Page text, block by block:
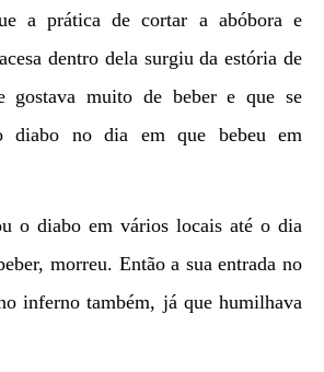
a prática de cortar a abóbora e
dentro dela surgiu da estória de
gostava muito de beber e que se
diabo no dia em que bebeu em
o diabo em vários locais até o dia
morreu. Então a sua entrada no
inferno também, já que humilhava